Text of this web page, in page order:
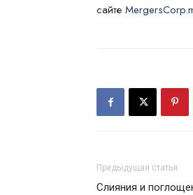
сайте
Предыдущая статья
Слияния и